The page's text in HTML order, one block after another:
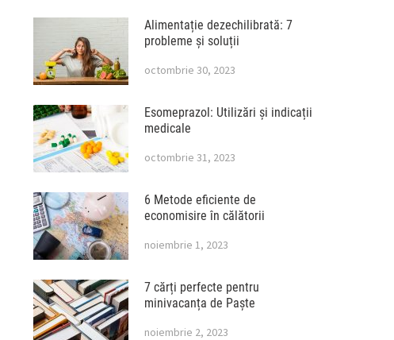
Alimentație dezechilibrată: 7
probleme și soluții
octombrie 30, 2023
Esomeprazol: Utilizări și indicații
medicale
octombrie 31, 2023
6 Metode eficiente de
economisire în călătorii
noiembrie 1, 2023
7 cărți perfecte pentru
minivacanța de Paște
noiembrie 2, 2023